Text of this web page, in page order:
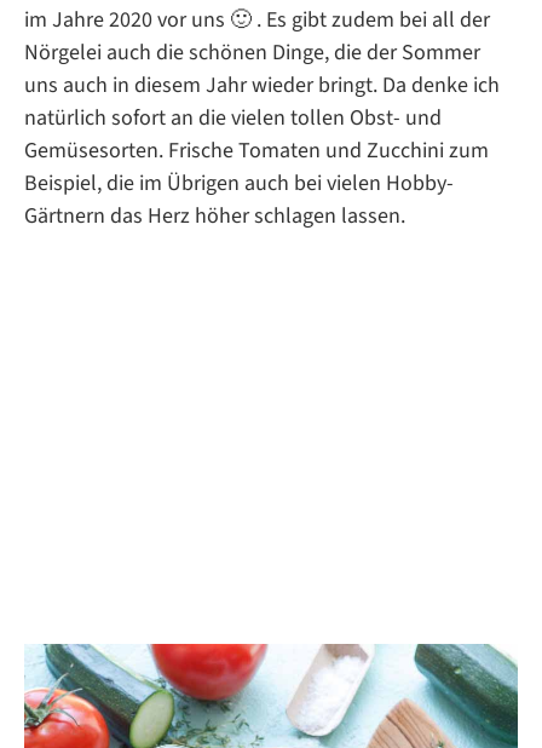
im Jahre 2020 vor uns 🙂 . Es gibt zudem bei all der
Nörgelei auch die schönen Dinge, die der Sommer
uns auch in diesem Jahr wieder bringt. Da denke ich
natürlich sofort an die vielen tollen Obst- und
Gemüsesorten. Frische Tomaten und Zucchini zum
Beispiel, die im Übrigen auch bei vielen Hobby-
Gärtnern das Herz höher schlagen lassen.